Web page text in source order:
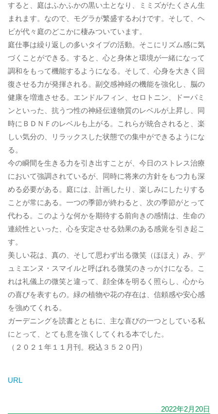
すると、庭はふかふかの黒い土となり、ミミズがたくさん生
まれます。なので、モグラが繁盛するわけです。そして、ヘ
ビが代々庭のどこかに棲みついています。
庭仕事は繰り返しの多いタイプの活動。そこにリズム感に気
づくことができる。すると、心と身体と環境が一緒になって
調和をもって機能するようになる。そして、心身を大きく回
復させる力が発揮される。副交感神経の機能を強化し、脳の
健康を増進させる。エンドルフィン、セロトニン、ドーパミ
ンといった、抗うつ性の神経伝達物質のレベルが上昇し、同
時にＢＤＮＦのレベルも上がる。これらが統合されると、楽
しい気分の、リラックスした状態での集中ができるようにな
る。
今の瞬間を生きる力を引き出すことが、今日のストレス治療
において強調されているが、同時に将来の方針をもつ力も深
める必要がある。庭には、計画したり、楽しみにしたりする
ことが常にある。一つの季節が終わると、次の季節がとって
代わる。このような何かを期待する前向きの感情は、生命の
連続性といった、心を安定させる効果のある感覚を引き起こ
す。
美しい花は、真の、そして思わず出る微笑（ほほえ）み、デ
ュミエンヌ・スマイルと呼ばれる微笑のきっかけになる。こ
れは礼儀上の微笑と違って、顔全体を明るく照らし、心から
の喜びを表すもの。緑の植物や花の存在は、信頼感や安心感
を強めてくれる。
ガーデニングを読書とともに、主な喜びの一つとしている私
にとって、とても意を強くしてくれる本でした。
（２０２１年１１月刊。税込３５２０円）
URL
2022年2月20日